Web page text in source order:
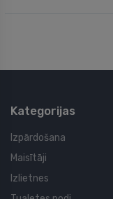
Kategorijas
Izpārdošana
Maisītāji
Izlietnes